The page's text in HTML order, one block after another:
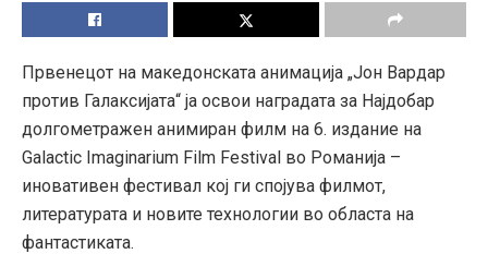
Првенецот на македонската анимација „Јон Вардар
против Галаксијата“ ја освои наградата за Најдобар
долгометражен анимиран филм на 6. издание на
Galactic Imaginarium Film Festival во Романија –
иновативен фестивал кој ги спојува филмот,
литературата и новите технологии во областа на
фантастиката.